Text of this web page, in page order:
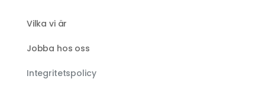
Vilka vi är
Jobba hos oss
Integritetspolicy